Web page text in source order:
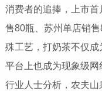
消费者的追捧，上市
售80瓶、苏州单店销
殊工艺，打奶茶不仅
平台上也成为现象级网
行业人士分析，农夫山